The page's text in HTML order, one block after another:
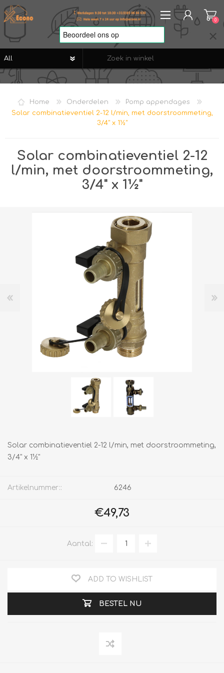
REGISTREREN
VERLANGLIJST
0
Home Onderdelen
Pomp appendages
Solar combinatieventiel 2-12 l/min, met doorstroommeting,
3/4" x 1½"
Solar combinatieventiel 2-12
l/min, met doorstroommeting,
3/4" x 1½"
Solar combinatieventiel 2-12 l/min, met doorstroommeting,
3/4" x 1½"
Artikelnummer:: 6246
€49,73
Aantal:
ADD TO WISHLIST
BESTEL NU